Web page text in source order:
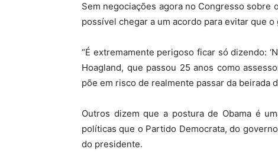
Sem negociações agora no Congresso
possível chegar a um acordo para evitar que
“É extremamente perigoso ficar só dizendo:
Hoagland, que passou 25 anos como
põe em risco de realmente passar da beirada
Outros dizem que a postura de Obama é
políticas que o Partido Democrata, do
do presidente.